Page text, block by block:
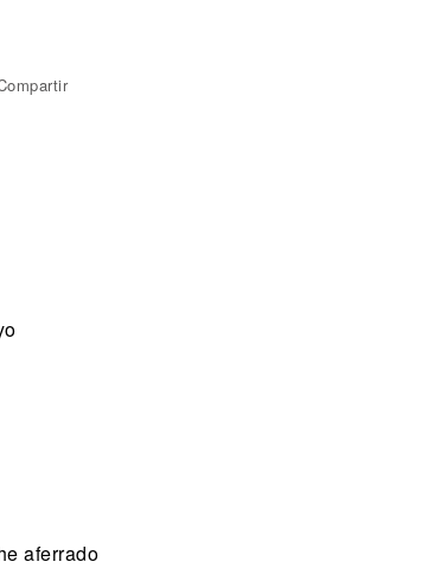
aferrado